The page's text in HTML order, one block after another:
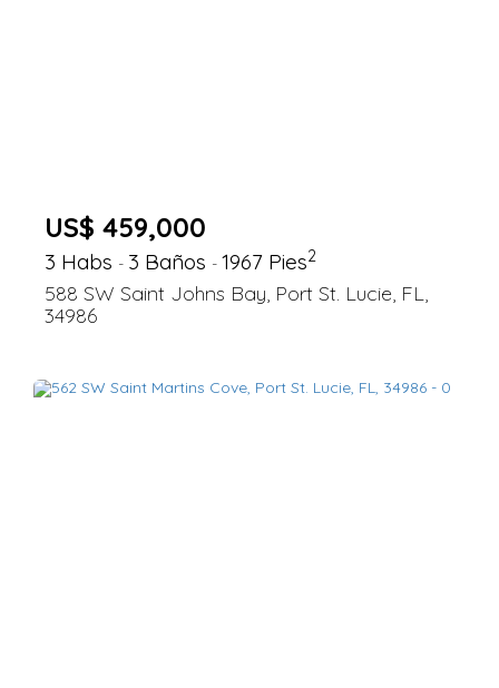
US$ 459,000
3 Habs - 3 Baños - 1967 Pies2
588 SW Saint Johns Bay, Port St. Lucie, FL,
34986